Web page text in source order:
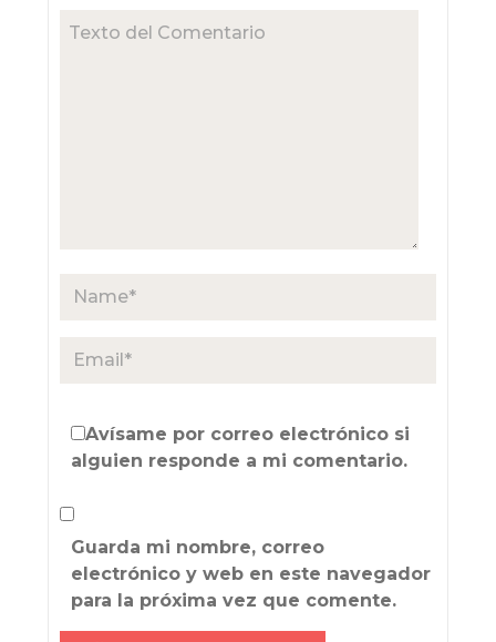
Avísame por correo electrónico si
alguien responde a mi comentario.
Guarda mi nombre, correo
electrónico y web en este navegador
para la próxima vez que comente.